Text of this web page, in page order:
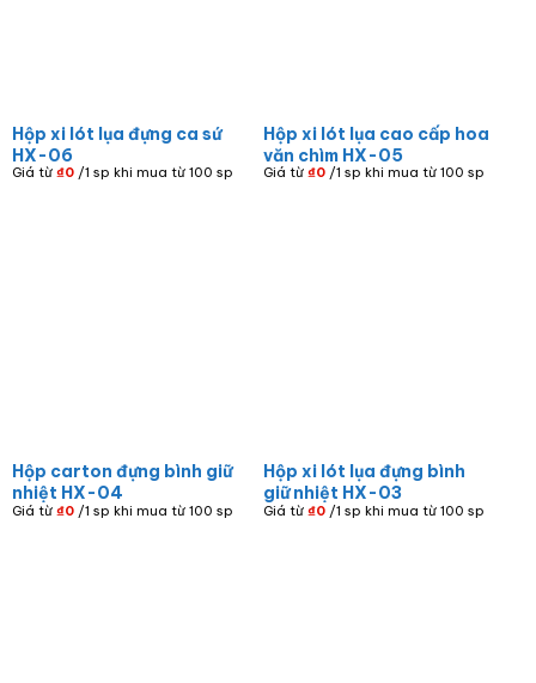
Hộp xi lót lụa đựng ca sứ
HX-06
Giá từ ₫0/1 sp khi mua từ 100 sp
Hộp xi lót lụa cao cấp hoa
văn chìm HX-05
Giá từ₫0 /1 sp khi mua từ 100 sp
Hộp carton đựng bình giữ
nhiệt HX-04
Giá từ ₫0/1 sp khi mua từ 100 sp
Hộp xi lót lụa đựng bình
giữ nhiệt HX-03
Giá từ₫0 /1 sp khi mua từ 100 sp